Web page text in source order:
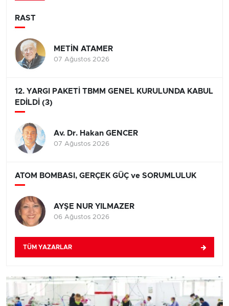
RAST
METİN ATAMER
07 Ağustos 2026
12. YARGI PAKETİ TBMM GENEL KURULUNDA KABUL
EDİLDİ (3)
Av. Dr. Hakan GENCER
07 Ağustos 2026
ATOM BOMBASI, GERÇEK GÜÇ ve SORUMLULUK
AYŞE NUR YILMAZER
06 Ağustos 2026
TÜM YAZARLAR